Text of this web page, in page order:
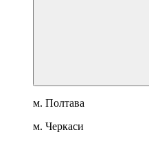
м. Полтава
м. Черкаси